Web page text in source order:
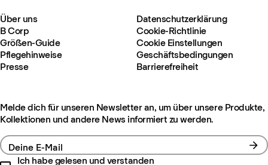
Über uns
B Corp
Größen-Guide
Pflegehinweise
Presse
Datenschutzerklärung
Cookie-Richtlinie
Cookie Einstellungen
Geschäftsbedingungen
Barrierefreiheit
Melde dich für unseren Newsletter an, um über unsere Produkte,
Kollektionen und andere News informiert zu werden.
Deine E-Mail
Ich habe gelesen und verstanden